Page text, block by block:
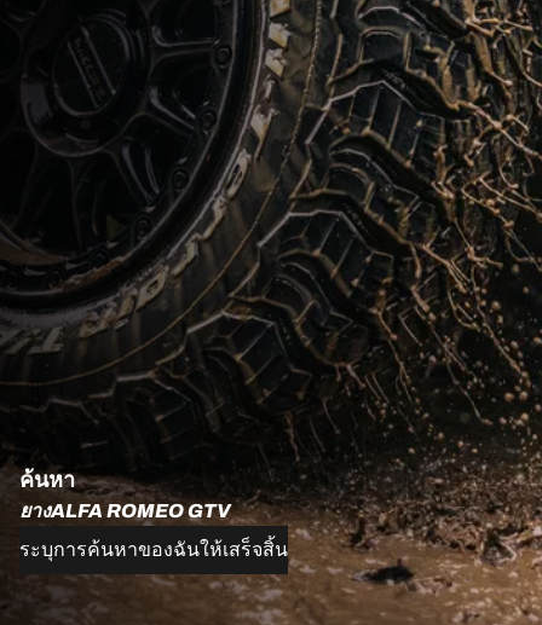
ค้นหา
ยางALFA ROMEO GTV
ระบุการค้นหาของฉันให้เสร็จสิ้น